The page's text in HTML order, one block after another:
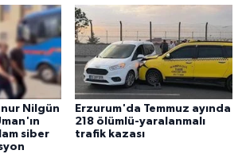
Nilgün
siber
Erzurum'da Temmuz ayında
218 ölümlü-yaralanmalı
trafik kazası